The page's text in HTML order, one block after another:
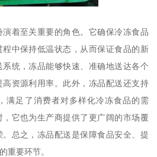
着至关重要的角色。它确保冷冻食品
中保持低温状态，从而保证食品的新
统，冻品能够快速、准确地送达各个
资源利用率。此外，冻品配送还支持
满足了消费者对多样化冷冻食品的需
它也为生产商提供了更广阔的市场覆
总之，冻品配送是保障食品安全、提
重要环节。